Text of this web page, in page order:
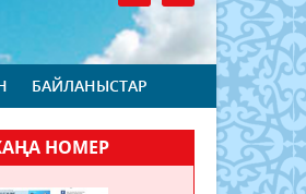
БАЙЛАНЫСТАР
НОМЕР